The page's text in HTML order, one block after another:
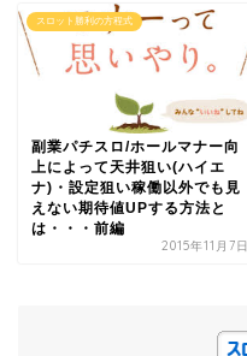
スロット勝利の方程式
副業パチスロ/ホールマナー向
上によって天井狙い(ハイエ
ナ)・設定狙い稼働以外でも見
えない期待値UPする方法と
は・・・前編
2015年11月7日